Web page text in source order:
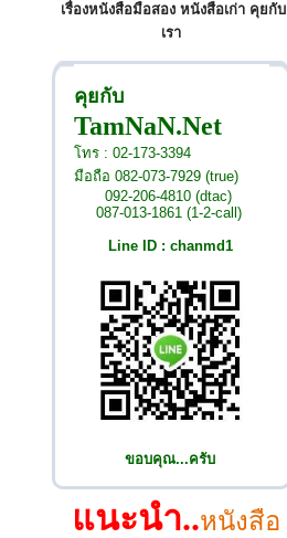
เรื่องหนังสือมือสอง หนังสือเก่า คุยกับ
เรา
คุยกับ
TamNaN.Net
โทร : 02-173-3394
มือถือ 082-073-7929 (true)
092-206-4810 (dtac)
087-013-1861 (1-2-call)
Line ID : chanmd1
ขอบคุณ...ครับ
แนะนำ..หนังสือ